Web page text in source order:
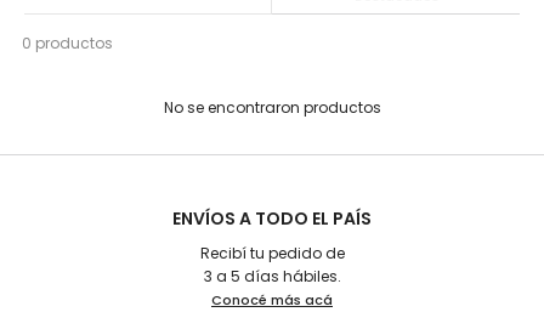
0 productos
No se encontraron productos
ENVÍOS A TODO EL PAÍS
Recibí tu pedido de
3 a 5 días hábiles.
Conocé más acá